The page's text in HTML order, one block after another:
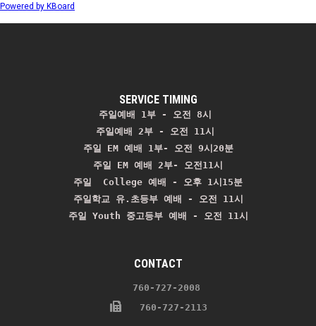
Powered by KBoard
SERVICE TIMING
주일예배 1부 - 오전 8시
주일예배 2부 - 오전 11시
주일 EM 예배 1부- 오전 9시20분
주일 EM 예배 2부- 오전11시
주일  College 예배 - 오후 1시15분
주일학교 유.초등부 예배 - 오전 11시
주일 Youth 중고등부 예배 - 오전 11시
CONTACT
760-727-2008
760-727-2113